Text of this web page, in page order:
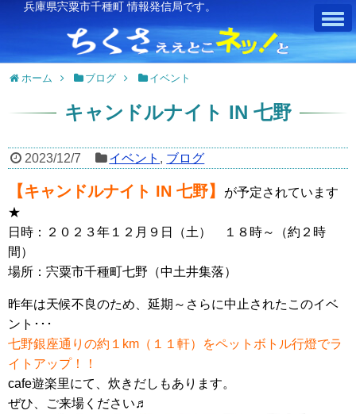
兵庫県宍粟市千種町 情報発信局です。
ホーム ブログ イベント
キャンドルナイト IN 七野
2023/12/7 イベント , ブログ
【キャンドルナイト IN 七野】
が予定されています
★
日時：２０２３年１２月９日（土） １８時～（約２時
間）
場所：宍粟市千種町七野（中土井集落）
昨年は天候不良のため、延期～さらに中止されたこのイベ
ント･･･
七野銀座通りの約１km（１１軒）をペットボトル行燈でラ
イトアップ！！
cafe遊楽里にて、炊きだしもあります。
ぜひ、ご来場ください♬